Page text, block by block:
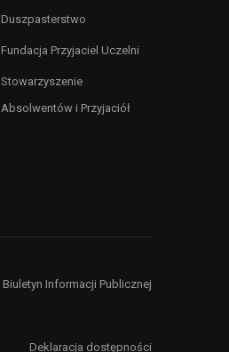
Duszpasterstwo
Fundacja Przyjaciel Uczelni
Stowarzyszenie
Absolwentów i Przyjaciół
Biuletyn Informacji Publicznej
Deklaracja dostępności